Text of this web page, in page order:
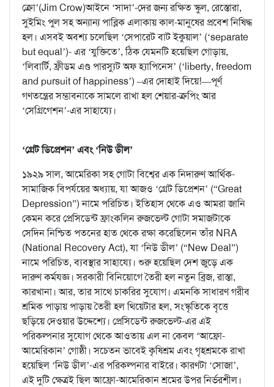
ক্রো’(Jim Crow)আইনে ‘সাদা’-দের জন্য রক্ষিত স্কুল, রেস্তোরা,
সুইমিং পুল সহ অন্যান্য পাব্লিক এলাকায় কাল-মানুষের প্রবেশ নিষিদ্ধ
হল। এসবই অবশ্য চলেছিল ‘সেপারেট বাট ইকুয়াল’ (‘separate
but equal’)- এর ‘যুক্তিতে’, ঠিক যেমনটি হয়েছিল গোড়ায়,
‘লিবার্টি, ফ্রীডম এণ্ড পারস্যুট অফ হ্যাপিনেস’ (‘liberty, freedom
and pursuit of happiness’) –এর দোহাই দিয়ে!—পূর্ণ
গণতন্ত্রের সম্ভাবনাকে সামলে রাখা হল শেয়ার-ক্রপিং আর
‘সেগ্রিগেশন’-এর সাহায্যে।
‘গ্রেট ডিপ্রেশন’ এবং ‘নিউ ডীল’
১৯২৯ সাল, আমেরিকা সহ গোটা বিশ্বের এক নিদারুণ আর্থিক-
সামাজিক বিপর্যয়ের অধ্যায়, যা আজও ‘গ্রেট ডিপ্রেশন’ (“Great
Depression”) নামে পরিচিত। ইতিহাস থেকে এও আমরা জানি
কেমন করে প্রেসিডেন্ট ফ্রাংকলিন রুজভেল্ট গোটা সমাজটাকে
সেদিন নিশ্চিত পতনের হাত থেকে রক্ষা করেছিলেন তাঁর NRA
(National Recovery Act), যা ‘নিউ ডীল’ (“New Deal”)
নামে পরিচিত, ব্যবস্থার সাহায্যে। শুরু হয়েছিল দেশ জুড়ে এক
দারুণ কর্মযজ্ঞ। সরকারী বিনিয়োগে তৈরী হল নতুন ব্রিজ, রাস্তা,
কারখানা। আর, তার সাথে চাকরির সুযোগ। এমনকি সাধারণ গরীব
শ্রমিক পাড়ায় পাড়ায় তৈরী হল থিয়েটার হল, সংস্কৃতিকে বৃত্তে
ছড়িয়ে দেওয়ার উদ্দেশ্যে। প্রেসিডেন্ট রুজভেল্ট-এর এই
পরিকল্পনার সুযোগ থেকে আওতায় এল না কেবল ‘আফ্রো-
আমেরিকান’ গোষ্ঠী। সচেতন ভাবেই কৃষিশ্রম এবং গৃহশ্রমকে রাখা
হয়েছিল ‘নিউ ডীল’-এর পরিকল্পনার বাইরে। কারণটা ‘সোজা’,
এই দুটি ক্ষেত্রই ছিল আফ্রো-আমেরিকান শ্রমের উপর নির্ভরশীল।